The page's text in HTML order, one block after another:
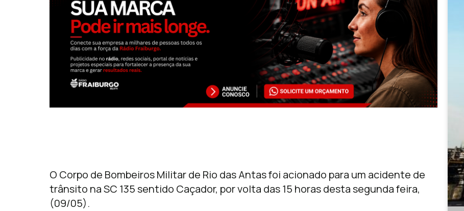
O Corpo de Bombeiros Militar de Rio das Antas foi acionado para um acidente de
trânsito na SC 135 sentido Caçador, por volta das 15 horas desta segunda feira,
(09/05).